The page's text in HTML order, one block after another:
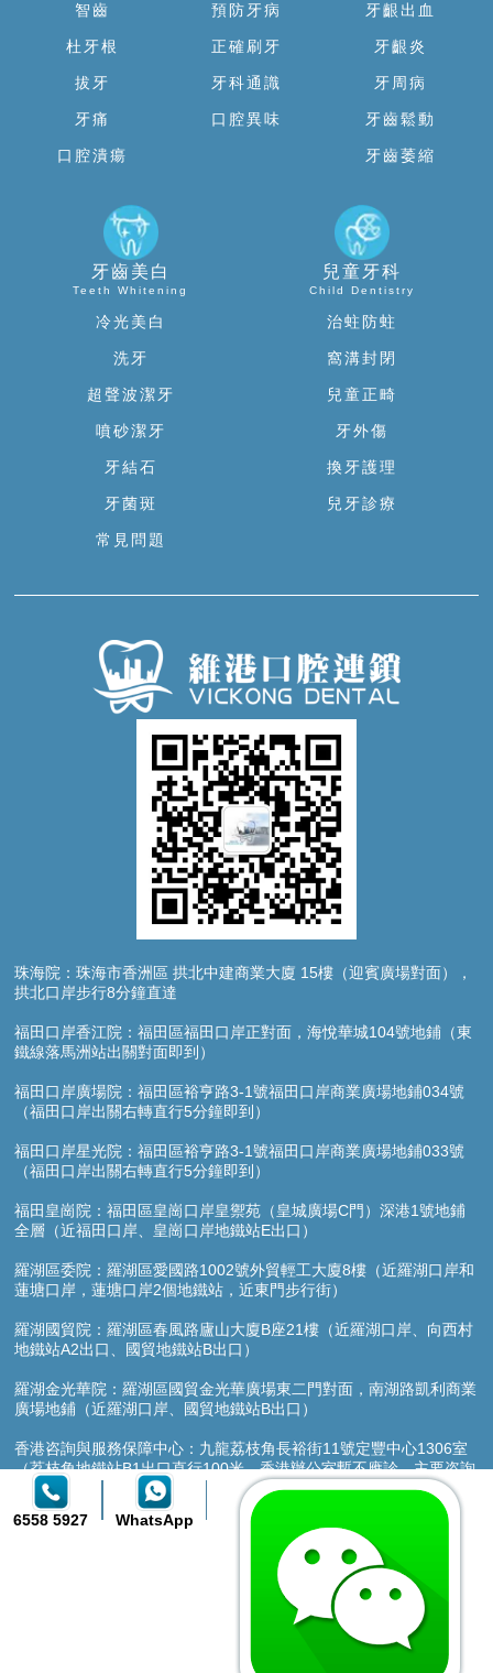
6558 5927 WhatsApp
智齒
杜牙根
拔牙
牙痛
口腔潰瘍
預防牙病
正確刷牙
牙科通識
口腔異味
牙齦出血
牙齦炎
牙周病
牙齒鬆動
牙齒萎縮
牙齒美白
Teeth Whitening
冷光美白
洗牙
超聲波潔牙
噴砂潔牙
牙結石
牙菌斑
常見問題
兒童牙科
Child Dentistry
治蛀防蛀
窩溝封閉
兒童正畸
牙外傷
換牙護理
兒牙診療
珠海院：珠海市香洲區 拱北中建商業大廈 15樓（迎賓廣場對面），
拱北口岸步行8分鐘直達
福田口岸香江院：福田區福田口岸正對面，海悅華城104號地鋪（東
鐵線落馬洲站出關對面即到）
福田口岸廣場院：福田區裕亨路3-1號福田口岸商業廣場地鋪034號
（福田口岸出關右轉直行5分鐘即到）
福田口岸星光院：福田區裕亨路3-1號福田口岸商業廣場地鋪033號
（福田口岸出關右轉直行5分鐘即到）
福田皇崗院：福田區皇崗口岸皇禦苑（皇城廣場C門）深港1號地鋪
全層（近福田口岸、皇崗口岸地鐵站E出口）
羅湖區委院：羅湖區愛國路1002號外貿輕工大廈8樓（近羅湖口岸和
蓮塘口岸，蓮塘口岸2個地鐵站，近東門步行街）
羅湖國貿院：羅湖區春風路廬山大廈B座21樓（近羅湖口岸、向西村
地鐵站A2出口、國貿地鐵站B出口）
羅湖金光華院：羅湖區國貿金光華廣場東二門對面，南湖路凱利商業
廣場地鋪（近羅湖口岸、國貿地鐵站B出口）
香港咨詢與服務保障中心：九龍荔枝角長裕街11號定豐中心1306室
（荔枝角地鐵站B1出口直行100米，香港辦公室暫不應診，主要咨詢
接待）
提示：預約可提前登記街坊睇牙特惠價，免診金、CT、X-ray檢查費
提供廣東話、潮汕話、英語、日語多種語言接診服務